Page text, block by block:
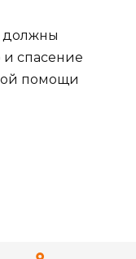
должны
и спасение
помощи